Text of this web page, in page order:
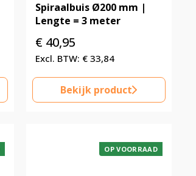
Spiraalbuis Ø200 mm |
Lengte = 3 meter
€40,95
€33,84
Bekijk product
OP VOORRAAD